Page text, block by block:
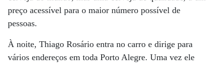
preço acessível para o maior número possível de
pessoas.
À noite, Thiago Rosário entra no carro e dirige para
vários endereços em toda Porto Alegre. Uma vez ele